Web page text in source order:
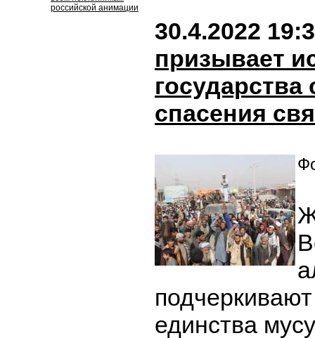
российской анимации
30.4.2022
призывает
спасения
единства